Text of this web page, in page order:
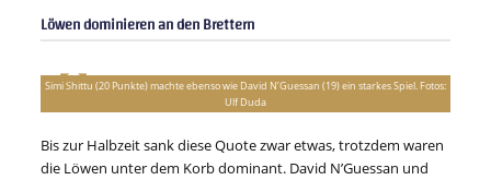
Löwen dominieren an den Brettern
Simi Shittu (20 Punkte) machte ebenso wie David N’Guessan (19) ein starkes Spiel. Fotos:
Ulf Duda
Bis zur Halbzeit sank diese Quote zwar etwas, trotzdem waren
die Löwen unter dem Korb dominant. David N’Guessan und